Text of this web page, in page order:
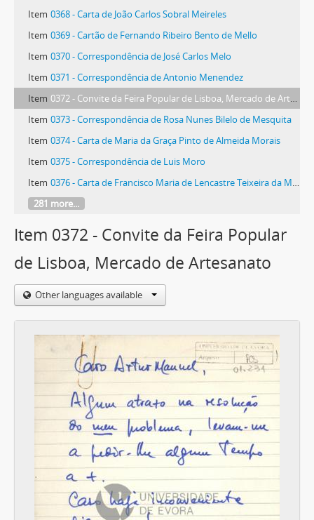
Item 0368 - Carta de João Carlos Sobral Meireles
Item 0369 - Cartão de Fernando Ribeiro Bento de Mello
Item 0370 - Correspondência de José Carlos Melo
Item 0371 - Correspondência de Antonio Menendez
Item 0372 - Convite da Feira Popular de Lisboa, Mercado de Artesanato
Item 0373 - Correspondência de Rosa Nunes Bilelo de Mesquita
Item 0374 - Carta de Maria da Graça Pinto de Almeida Morais
Item 0375 - Correspondência de Luis Moro
Item 0376 - Carta de Francisco Maria de Lencastre Teixeira da Mota
281 more...
Item 0372 - Convite da Feira Popular
de Lisboa, Mercado de Artesanato
Other languages available